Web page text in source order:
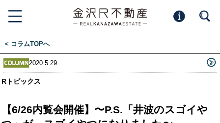
< コラムTOPへ
2020.5.29
Rトピックス
【6/26内覧会開催】〜P.S.「井波のスゴイや